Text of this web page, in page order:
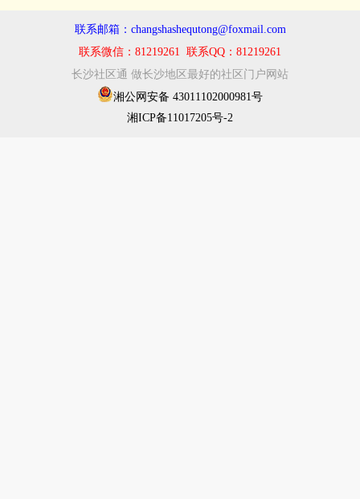
联系邮箱：changshashequtong@foxmail.com
联系微信：81219261 联系QQ：81219261
长沙社区通 做长沙地区最好的社区门户网站
湘公网安备 43011102000981号
湘ICP备11017205号-2